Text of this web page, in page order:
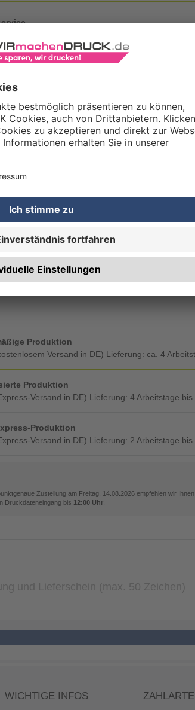
Experten empf.)
hinten (Hart-PVC glasklar)
Produktion
Versand in DE) Lieferung: ca. 4
Produktion
Versand in DE) Lieferung: 4 Arbeitstage bis
Produktion
Versand in DE) Lieferung: 2 Arbeitstage bis
Zustellung am Freitag, 14.08.2026 empfehlen wir
Druckdateneingang bis 12:00 Uhr
WICHTIGE INFOS